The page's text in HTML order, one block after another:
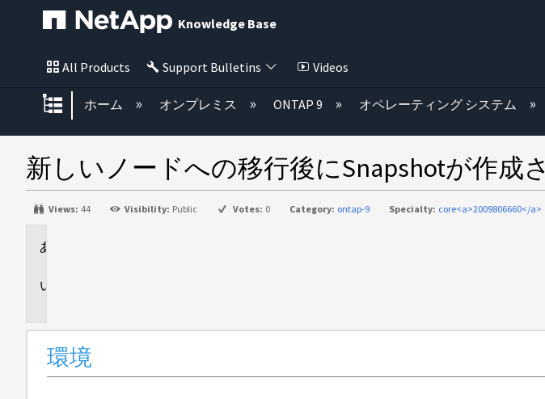
Knowledge Base
All Products Support Bulletins Videos
グローバル階層を展開/折りたたむ
ホーム オンプレミス ONTAP 9 オペレーティング システム
新しいノードへの移行後にSnapshotが作成
Views: 44 Visibility: Public Votes: 0 Category: ontap-9 Specialty: core<a>2009806660</a>
環境